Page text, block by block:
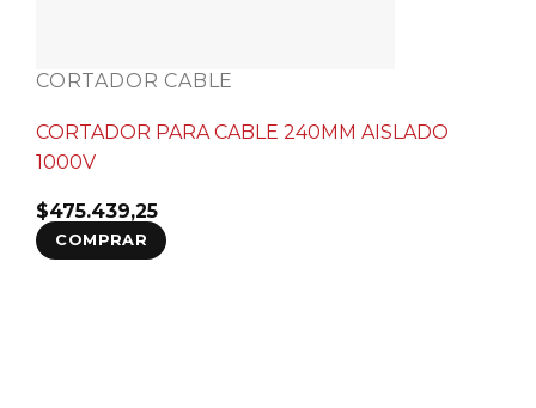
CORTADOR CABLE
CORTADOR PARA CABLE 240MM AISLADO
1000V
$475.439,25
COMPRAR